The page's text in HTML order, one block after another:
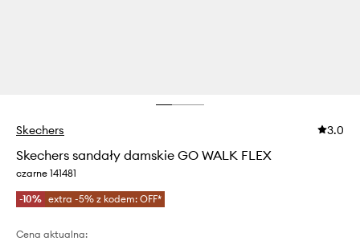
Skechers 3.0
Skechers sandały damskie GO WALK FLEX
czarne 141481
-10% extra -5% z kodem: OFF*
Cena aktualna: